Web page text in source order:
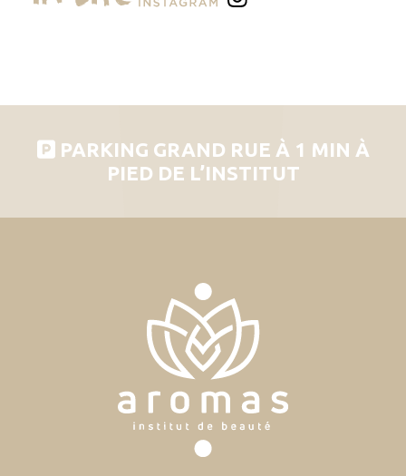
PARKING GRAND RUE À 1 MIN À
PIED DE L’INSTITUT